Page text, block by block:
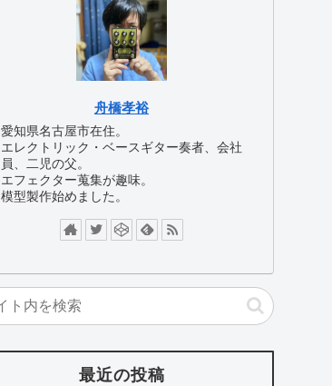
舟橋孝裕
愛知県名古屋市在住。
エレクトリック・ベースギター奏者、会社
員、二児の父。
エフェクター蒐集が趣味。
模型製作始めました。
最近の投稿